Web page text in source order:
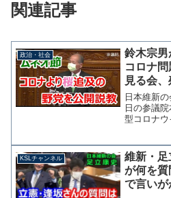
関連記事
政治・社会
鈴木宗男
コロナ
見る会
「キー
日本維新
日の参議
型コロナ
と野党共
あった。
KSLチャンネル
維新・
が何を質
で言いが